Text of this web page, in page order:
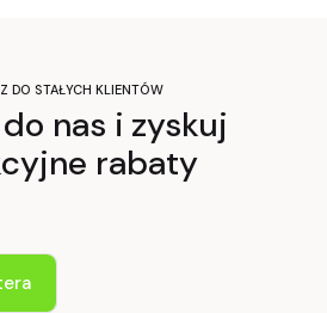
DO STAŁYCH KLIENTÓW
do nas i zyskuj
rabaty